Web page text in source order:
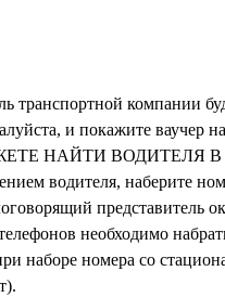
компании
и покажите ваучер на
НАЙТИ ВОДИТЕЛЯ В
водителя, наберите
представитель
необходимо
наборе номера со